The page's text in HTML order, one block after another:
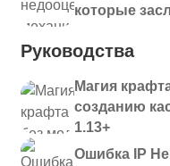
которые
Руководства
Магия
созданию
1.13+
Ошибка IP